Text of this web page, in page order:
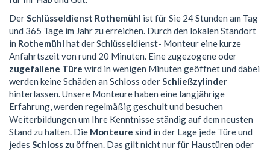
DerSchlüsseldienst Rothemühl ist für Sie 24 Stunden am Tag
und 365 Tage im Jahr zu erreichen. Durch den lokalen Standort
in Rothemühl hat der Schlüsseldienst- Monteur eine kurze
Anfahrtszeit von rund 20 Minuten. Eine zugezogene oder
zugefallene Türe wird in wenigen Minuten geöffnet und dabei
werden keine Schäden an Schloss oderSchließzylinder
hinterlassen. Unsere Monteure haben eine langjährige
Erfahrung, werden regelmäßig geschult und besuchen
Weiterbildungen um Ihre Kenntnisse ständig auf dem neusten
Stand zu halten. Die Monteure sind in der Lage jede Türe und
jedes Schloss zu öffnen. Das gilt nicht nur für Haustüren oder